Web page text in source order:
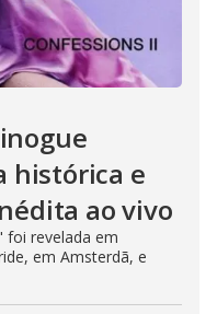
histórica e
ao vivo
foi revelada em
em Amsterdã, e